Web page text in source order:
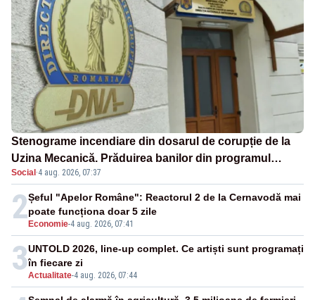
Stenograme incendiare din dosarul de corupție de la
Uzina Mecanică. Prăduirea banilor din programul
SAFE, interceptată de DNA
Social ·4 aug. 2026, 07:37
2 Economie-4 aug. 2026, 07:41
Șeful "Apelor Române": Reactorul 2 de la Cernavodă mai
poate funcționa doar 5 zile
3Actualitate-4 aug. 2026, 07:44
UNTOLD 2026, line-up complet. Ce artiști sunt programați
în fiecare zi